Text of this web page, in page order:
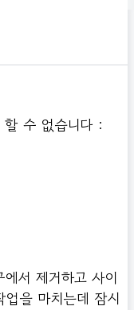
수 없습니다 :
서 제거하고 사이
을 마치는데 잠시